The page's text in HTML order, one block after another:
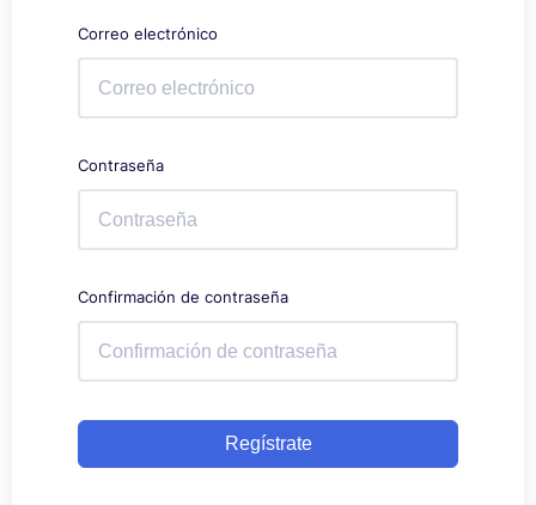
Correo electrónico
Contraseña
Confirmación de contraseña
Regístrate